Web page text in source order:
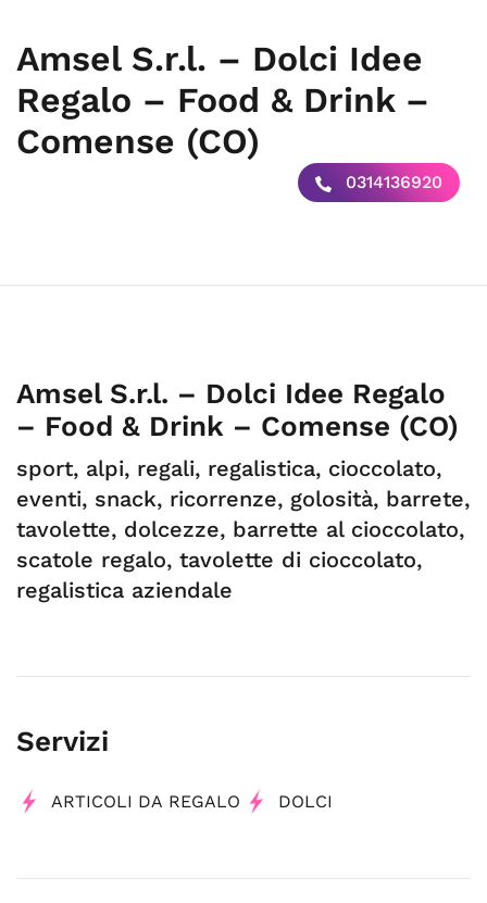
Amsel S.r.l. – Dolci Idee
Regalo – Food & Drink –
Comense (CO)
0314136920
Amsel S.r.l. – Dolci Idee Regalo
– Food & Drink – Comense (CO)
sport, alpi, regali, regalistica, cioccolato,
eventi, snack, ricorrenze, golosità, barrete,
tavolette, dolcezze, barrette al cioccolato,
scatole regalo, tavolette di cioccolato,
regalistica aziendale
Servizi
ARTICOLI DA REGALO DOLCI